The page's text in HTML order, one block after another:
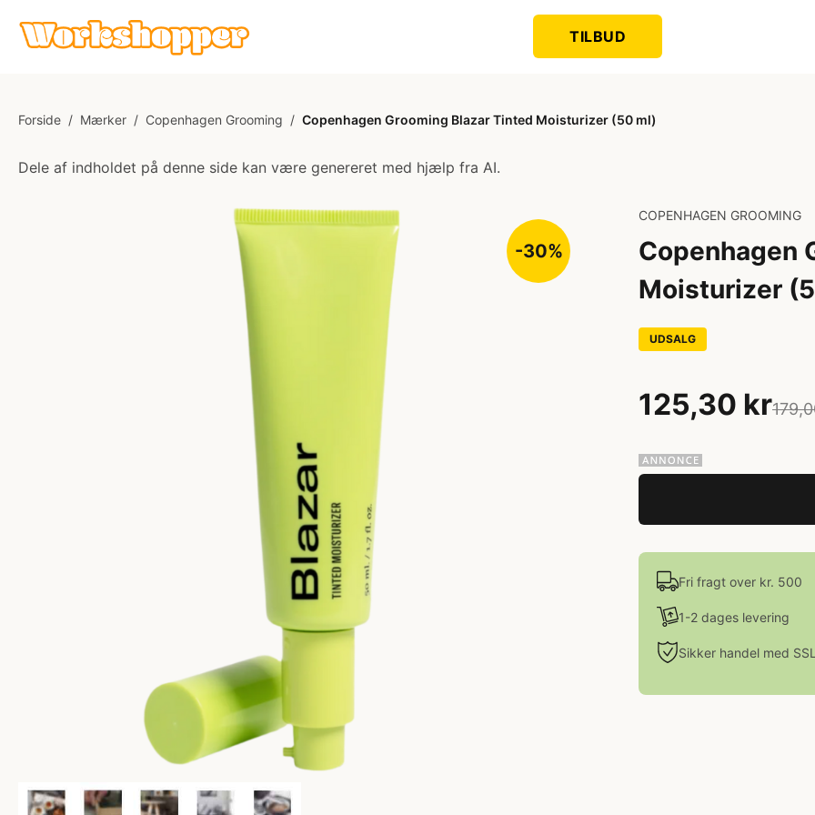
TILBUD
Forside / Mærker / Copenhagen Grooming / Copenhagen Grooming Blazar Tinted Moisturizer (50 ml)
Dele af indholdet på denne side kan være genereret med hjælp fra AI.
-30%
COPENHAGEN GROOMING
Copenhagen
Moisturizer
UDSALG
125,30 kr
Fri fragt over kr. 500
1-2 dages levering
Sikker handel med SSL